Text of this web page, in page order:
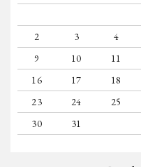
2
3 4
9
10 11
16
17 18
23
24 25
30
31